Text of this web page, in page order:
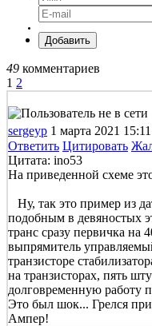
Добавить
49 комментариев
1 2
sergeyp 1 марта 2021 15:11
Ответить Цитировать
Цитата: ino53
На приведенной схеме
Ну, так это пример из
подобным в девяностых
транс сразу первичка на
выпрямитель
транзисторе
на транзисторах, пять
долговременную работу
Это был шок... Грелся при
Ампер!